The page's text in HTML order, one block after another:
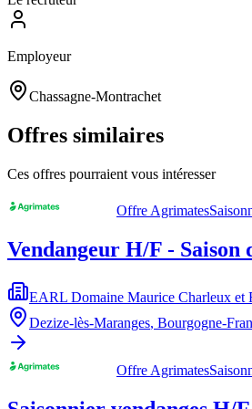
Employeur
Chassagne-Montrachet
Offres similaires
Ces offres pourraient vous intéresser
Offre Agrimates
Vendangeur H/F - Saison
EARL Domaine Maurice Charleux et
Dezize-lès-Maranges, Bourgogne-
Offre Agrimates